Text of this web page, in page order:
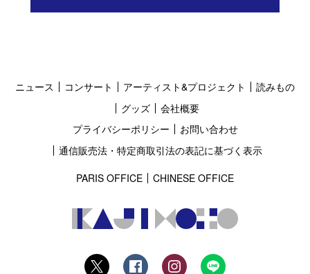
ニュース コンサート アーティスト&プロジェクト
読みもの
グッズ
会社概要
プライバシーポリシー
お問い合わせ
通信販売法・特定商取引法の表記に基づく表示
PARIS OFFICE
CHINESE OFFICE